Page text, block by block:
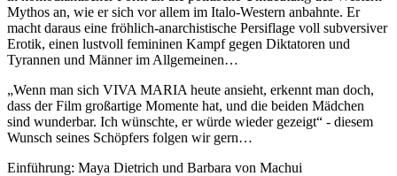
Mythos an, wie er sich vor allem im Italo-Western anbahnte. Er
macht daraus eine fröhlich-anarchistische Persiflage voll subversiver
Erotik, einen lustvoll femininen Kampf gegen Diktatoren und
Tyrannen und Männer im Allgemeinen…
„Wenn man sich VIVA MARIA heute ansieht, erkennt man doch,
dass der Film großartige Momente hat, und die beiden Mädchen
sind wunderbar. Ich wünschte, er würde wieder gezeigt“ - diesem
Wunsch seines Schöpfers folgen wir gern…
Einführung: Maya Dietrich und Barbara von Machui